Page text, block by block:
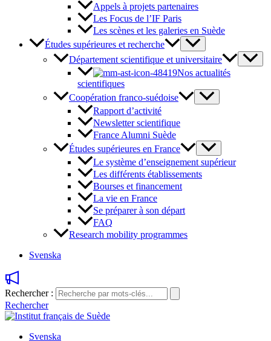
Appels à projets partenaires
Les Focus de l’IF Paris
Les scènes et les galeries en Suède
Études supérieures et recherche
Département scientifique et universitaire
Nos actualités
scientifiques
Coopération franco-suédoise
Rapport d’activité
Newsletter scientifique
France Alumni Suède
Études supérieures en France
Le système d’enseignement supérieur
Les différents établissements
Bourses et financement
La vie en France
Se préparer à son départ
FAQ
Research mobility programmes
Svenska
Rechercher :
Rechercher
Svenska